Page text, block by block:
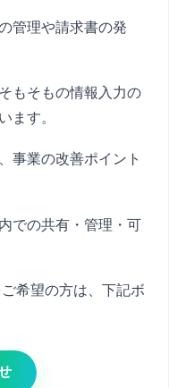
管理や請求書の発
もそもの情報入力の
ます。
事業の改善ポイント
での共有・管理・可
希望の方は、下記ボ